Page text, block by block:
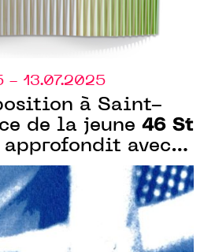
- 13.07.2025
à Saint-
de la jeune 46 St
approfondit avec
liens entre